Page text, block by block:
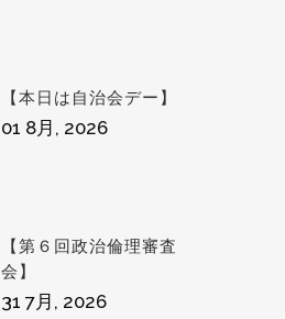
【本日は自治会デー】
01 8月, 2026
【第６回政治倫理審査
会】
31 7月, 2026